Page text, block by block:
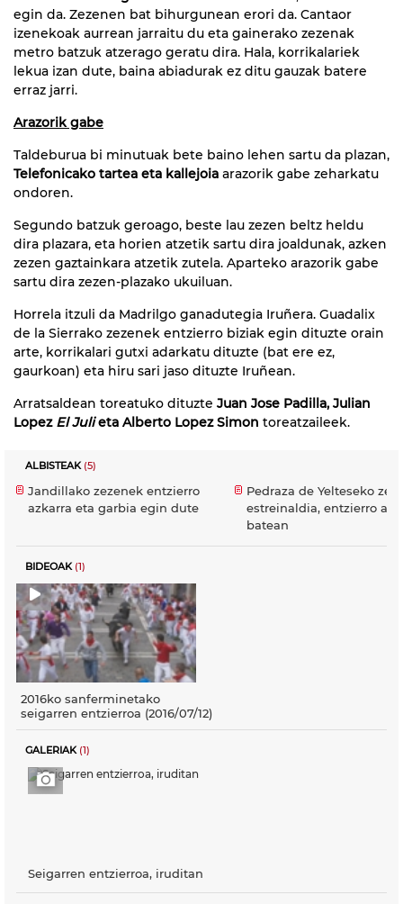
egin da. Zezenen bat bihurgunean erori da. Cantaor
izenekoak aurrean jarraitu du eta gainerako zezenak
metro batzuk atzerago geratu dira. Hala, korrikalariek
lekua izan dute, baina abiadurak ez ditu gauzak batere
erraz jarri.
Arazorik gabe
Taldeburua bi minutuak bete baino lehen sartu da plazan,
Telefonicako tartea eta kallejoia arazorik gabe zeharkatu
ondoren.
Segundo batzuk geroago, beste lau zezen beltz heldu
dira plazara, eta horien atzetik sartu dira joaldunak, azken
zezen gaztainkara atzetik zutela. Aparteko arazorik gabe
sartu dira zezen-plazako ukuiluan.
Horrela itzuli da Madrilgo ganadutegia Iruñera. Guadalix
de la Sierrako zezenek entzierro biziak egin dituzte orain
arte, korrikalari gutxi adarkatu dituzte (bat ere ez,
gaurkoan) eta hiru sari jaso dituzte Iruñean.
Arratsaldean toreatuko dituzte Juan Jose Padilla, Julian
Lopez El Julieta Alberto Lopez Simon toreatzaileek.
ALBISTEAK(5)
Jandillako zezenek entzierro
azkarra eta garbia egin dute
Pedraza de Yelteseko
estreinaldia, entzierro
batean
BIDEOAK(1)
2016ko sanferminetako
seigarren entzierroa (2016/07/12)
GALERIAK(1)
Seigarren entzierroa, iruditan